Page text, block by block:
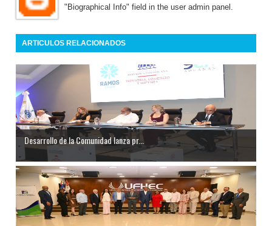
"Biographical Info" field in the user admin panel.
ARTICULOS RELACIONADOS
Desarrollo de la Comunidad lanza pr...